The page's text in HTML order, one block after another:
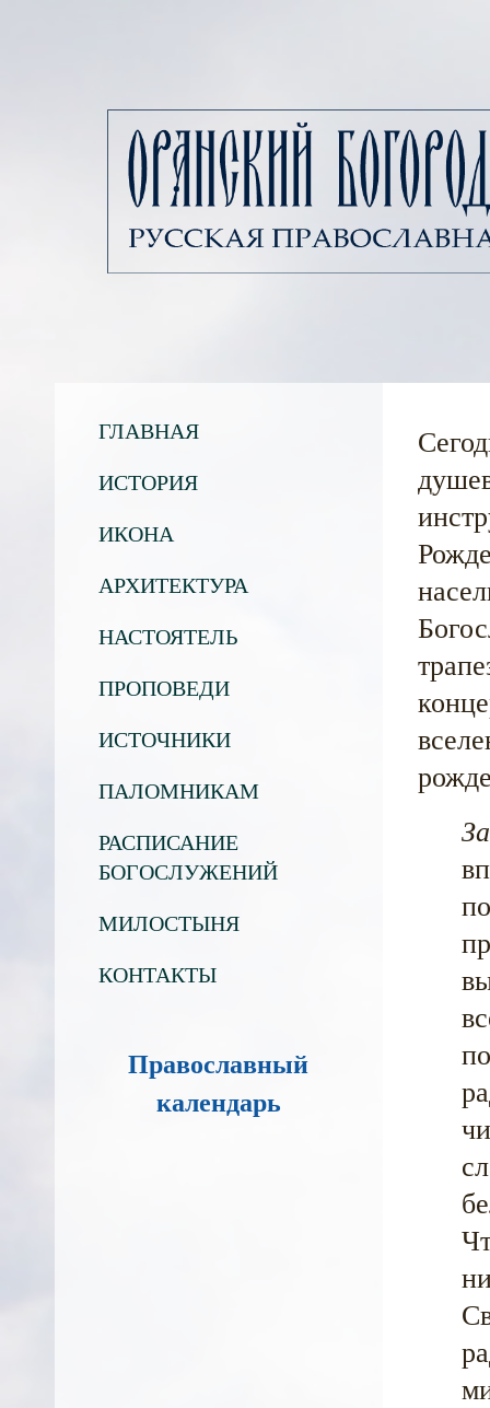
ГЛАВНАЯ
ИСТОРИЯ
ИКОНА
АРХИТЕКТУРА
НАСТОЯТЕЛЬ
ПРОПОВЕДИ
ИСТОЧНИКИ
ПАЛОМНИКАМ
РАСПИСАНИЕ
БОГОСЛУЖЕНИЙ
МИЛОСТЫНЯ
КОНТАКТЫ
Православный
календарь